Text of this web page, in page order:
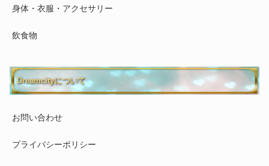
身体・衣服・アクセサリー
飲食物
Dreamcityについて
お問い合わせ
プライバシーポリシー